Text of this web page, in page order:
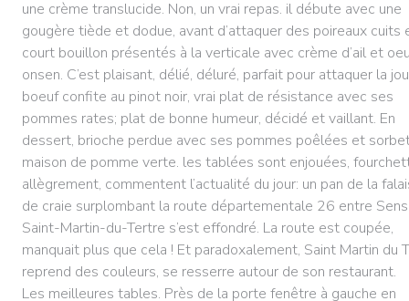
une crème translucide. Non, un vrai repas. il débute avec une
gougère tiède et dodue, avant d’attaquer des poireaux cuits
court bouillon présentés à la verticale avec crème d’ail et
onsen. C’est plaisant, délié, déluré, parfait pour attaquer la
boeuf confite au pinot noir, vrai plat de résistance avec ses
pommes rates; plat de bonne humeur, décidé et vaillant. En
dessert, brioche perdue avec ses pommes poêlées et
maison de pomme verte. les tablées sont enjouées,
allègrement, commentent l’actualité du jour: un pan de la
de craie surplombant la route départementale 26 entre
Saint-Martin-du-Tertre s’est effondré. La route est coupée,
manquait plus que cela ! Et paradoxalement, Saint Martin du
reprend des couleurs, se resserre autour de son restaurant.
Les meilleures tables. Près de la porte fenêtre à gauche en